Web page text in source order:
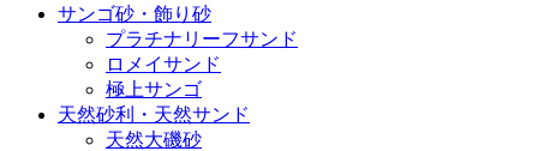
サンゴ砂・飾り砂
プラチナリーフサンド
ロメイサンド
極上サンゴ
天然砂利・天然サンド
天然大磯砂